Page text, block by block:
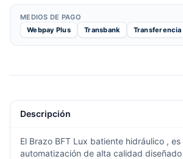
MEDIOS DE PAGO
Webpay Plus
Transbank Transferencia
Descripción
El Brazo BFT Lux batiente hidráulico ,
automatización de alta calidad